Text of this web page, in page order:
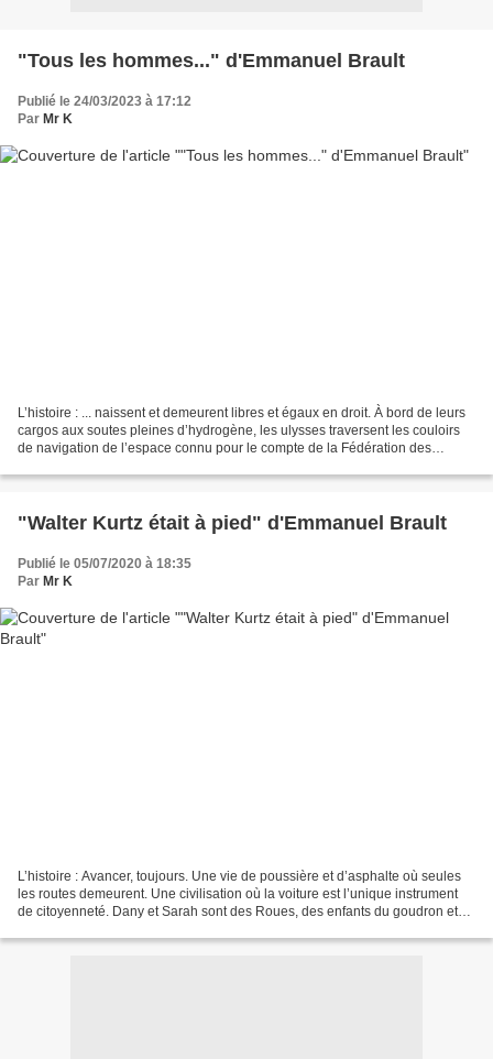
"Tous les hommes..." d'Emmanuel Brault
Publié le 24/03/2023 à 17:12
Par Mr K
L’histoire : ... naissent et demeurent libres et égaux en droit. À bord de leurs
cargos aux soutes pleines d’hydrogène, les ulysses traversent les couloirs
de navigation de l’espace connu pour le compte de la Fédération des
"Walter Kurtz était à pied" d'Emmanuel Brault
Publié le 05/07/2020 à 18:35
Par Mr K
L’histoire : Avancer, toujours. Une vie de poussière et d’asphalte où seules
les routes demeurent. Une civilisation où la voiture est l’unique instrument
de citoyenneté. Dany et Sarah sont des Roues, des enfants du goudron et